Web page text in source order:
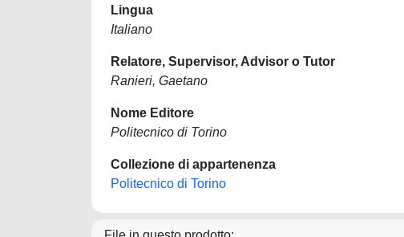
Lingua
Italiano
Relatore, Supervisor, Advisor o Tutor
Ranieri, Gaetano
Nome Editore
Politecnico di Torino
Collezione di appartenenza
Politecnico di Torino